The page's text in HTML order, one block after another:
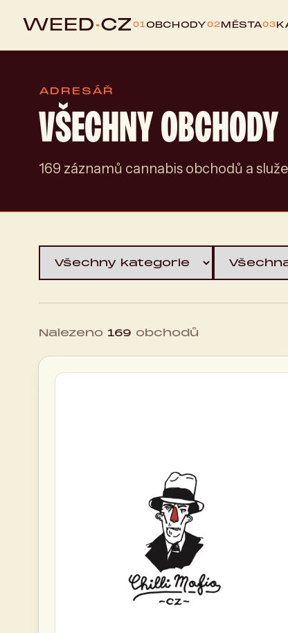
WEED·CZ 01OBCHODY02 MĚSTA03
ADRESÁŘ
VŠECHNY OBCHODY
169 záznamů cannabis obchodů a
Nalezeno 169 obchodů